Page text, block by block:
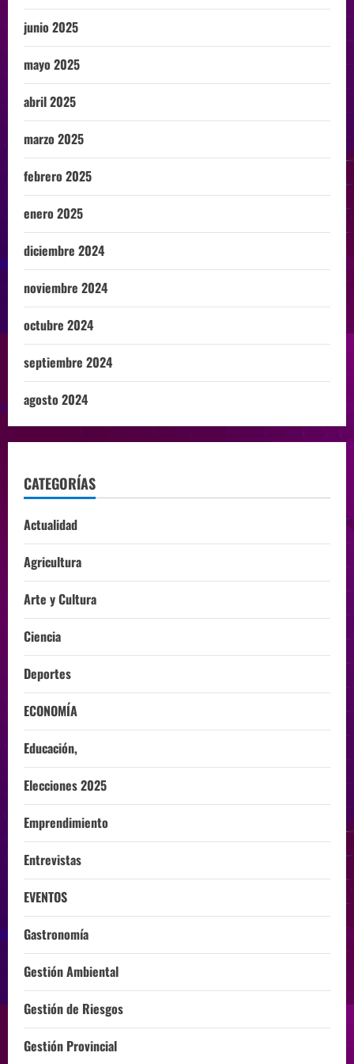
junio 2025
mayo 2025
abril 2025
marzo 2025
febrero 2025
enero 2025
diciembre 2024
noviembre 2024
octubre 2024
septiembre 2024
agosto 2024
CATEGORÍAS
Actualidad
Agricultura
Arte y Cultura
Ciencia
Deportes
ECONOMÍA
Educación,
Elecciones 2025
Emprendimiento
Entrevistas
EVENTOS
Gastronomía
Gestión Ambiental
Gestión de Riesgos
Gestión Provincial